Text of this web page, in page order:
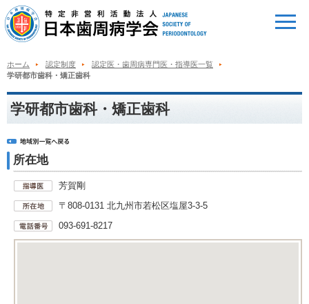
ホーム 認定制度
認定医・歯周病専門医・指導医一覧
学研都市歯科・矯正歯科
学研都市歯科・矯正歯科
所在地
芳賀剛
〒808-0131 北九州市若松区塩屋3-3-5
093-691-8217